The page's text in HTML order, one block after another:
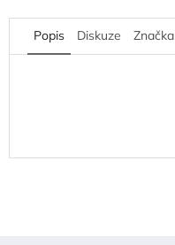
Popis Diskuze Značka